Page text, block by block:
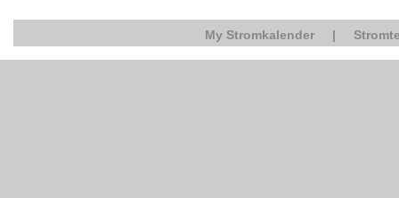
My Stromkalender |